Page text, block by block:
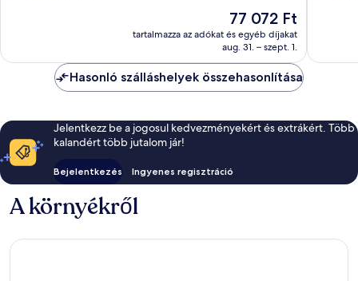
Az
ár
77 072 Ft
77 072 Ft
tartalmazza az adókat és egyéb díjakat
aug. 31. – szept. 1.
Hasonló szálláshelyek összehasonlítása
Jelentkezz be a jogosul kedvezményekért és extrákért. Több
kalandért több jutalom jár!
Bejelentkezés Ingyenes regisztráció
A környékről